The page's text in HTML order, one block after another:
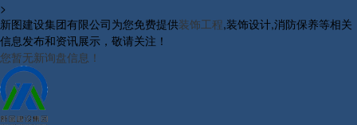
>
新图建设集团有限公司为您免费提供装饰工程,装饰设计,消防保养等相关
信息发布和资讯展示，敬请关注！
您暂无新询盘信息！